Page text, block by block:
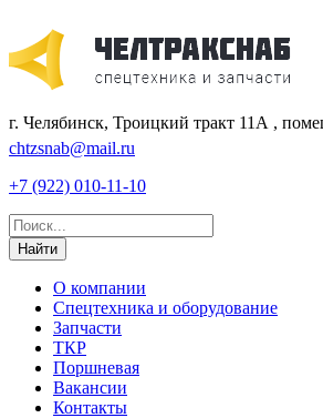
г. Челябинск, Троицкий тракт 11А ,
chtzsnab@mail.ru
+7 (922) 010-11-10
Найти
О компании
Спецтехника и оборудование
Запчасти
ТКР
Поршневая
Вакансии
Контакты